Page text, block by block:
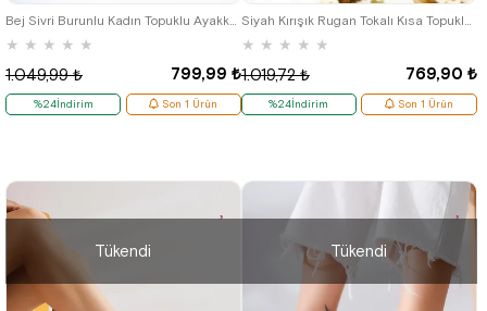
Bej Sivri Burunlu Kadın Topuklu Ayakkabı
★ ★ ★ ★ ★
799,99 ₺
1.049,99 ₺
%24İndirim Son 1 Ürün
Siyah Kırışık Rugan Tokalı Kısa Topuklu Kadın Stiletto
★ ★ ★ ★ ★
769,90 ₺
1.019,72 ₺
%24İndirim Son 1 Ürün
Tükendi Tükendi